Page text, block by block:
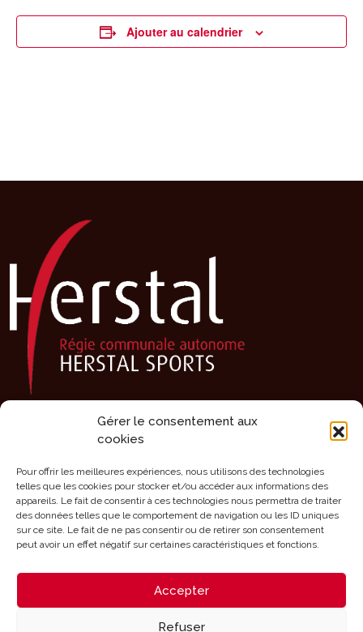
Gérer le consentement aux
cookies
Pour offrir les meilleures expériences, nous utilisons des technologies
telles que les cookies pour stocker et/ou accéder aux informations des
appareils. Le fait de consentir à ces technologies nous permettra de traiter
des données telles que le comportement de navigation ou les ID uniques
sur ce site. Le fait de ne pas consentir ou de retirer son consentement
peut avoir un effet négatif sur certaines caractéristiques et fonctions.
Accepter
Refuser
Ajouter au calendrier
Présentation
Agenda
Clubs sportifs
Infrastructures
Mérites
Aides